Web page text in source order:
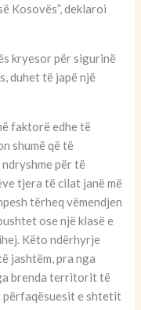
Kosovës”, deklaroi
kryesor për sigurinë
duhet të japë një
faktorë edhe të
shumë që të
për të
tjera të cilat janë më
tërheq vëmendjen
ose një klasë e
Këto ndërhyrje
jashtëm, pra nga
brenda territorit të
përfaqësuesit e shtetit